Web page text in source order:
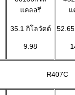
แคลอรี
35.1 กิโลวัตต์
9.98
แ
R407C